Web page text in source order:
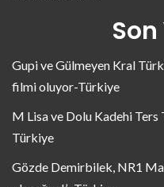
Son
Gupi ve Gülmeyen Kral
filmi oluyor-Türkiye
M Lisa ve Dolu Kadehi Ters
Türkiye
Gözde Demirbilek, NR1